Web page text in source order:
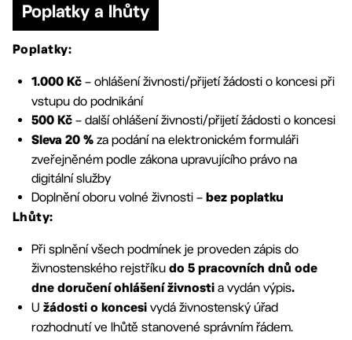
Poplatky a lhůty
Poplatky:
1.000 Kč – ohlášení živnosti/přijetí žádosti o koncesi při
vstupu do podnikání
500 Kč – další ohlášení živnosti/přijetí žádosti o koncesi
Sleva 20 % za podání na elektronickém formuláři
zveřejněném podle zákona upravujícího právo na
digitální služby
Doplnění oboru volné živnosti – bez poplatku
Lhůty:
Při splnění všech podmínek je proveden zápis do
živnostenského rejstříku do 5 pracovních dnů ode
dne doručení ohlášení živnosti a vydán výpis.
U žádosti o koncesi vydá živnostenský úřad
rozhodnutí ve lhůtě stanovené správním řádem.